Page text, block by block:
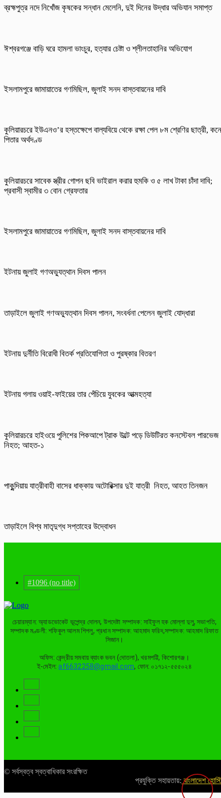
ব্রহ্মপুত্র নদে নিখোঁজ কৃষকের সন্ধান মেলেনি, দুই দিনের উদ্ধার অভিযান সমাপ্ত
ঈশ্বরগঞ্জে বাড়ি ঘরে হামলা ভাংচুর, হত্যার চেষ্টা ও শ্লীলতাহানির অভিযোগ
ইসলামপুরে জামায়াতের গণমিছিল, জুলাই সনদ বাস্তবায়নের দাবি
কুলিয়ারচরে ইউএনও’র হস্তক্ষেপে বাল্যবিয়ে থেকে রক্ষা পেল ৮ম শ্রেণির ছাত্রী,
পিতার অর্থদণ্ড
কুলিয়ারচরে সাবেক স্ত্রীর গোপন ছবি ভাইরাল করার হুমকি ও ৫ লাখ টাকা চাঁদা দাবি;
প্রবাসী স্বামীর ৩ বোন গ্রেফতার
ইসলামপুরে জামায়াতের গণমিছিল, জুলাই সনদ বাস্তবায়নের দাবি
ইটনায় জুলাই গণঅভ্যুত্থান দিবস পালন
তাড়াইলে জুলাই গণঅভ্যুত্থান দিবস পালন, সংবর্ধনা পেলেন জুলাই যোদ্ধারা
ইটনায় দুর্নীতি বিরোধী বিতর্ক প্রতিযোগিতা ও পুরষ্কার বিতরণ
ইটনায় গলায় ওয়াই-ফাইয়ের তার পেঁচিয়ে যুবকের আত্মহত্যা
কুলিয়ারচরে হাইওয়ে পুলিশের পিকআপে ট্রাক উল্টে পড়ে ডিউটিরত কনস্টেবল পারভেজ
নিহত; আহত-১
পাকুন্দিয়ায় যাত্রীবাহী বাসের ধাক্কায় অটোরিক্সার দুই যাত্রী নিহত, আহত তিনজন
তাড়াইলে বিশ্ব মাতৃদুগ্ধ সপ্তাহের উদ্বোধন
#1096 (no title)
চেয়ারম্যান: অ্যাডভোকেট ভূপেন্দ্র দোলন, উপদেষ্টা সম্পাদক: সাইফুল হক মোল্লা দুলু, সভাপতি,
সম্পাদক মণ্ডলী: শফিকুল আলম শিপলু, প্রধান সম্পাদক: আহমাদ ফরিদ,সম্পাদক: আহমাদ রিফাত
সিজান।
অফিস: কেন্দ্রীয় সমবায় ব্যাংক ভবন (দোতলা), খরমপট্টি, কিশোরগঞ্জ।
ই-মেইল:af6632258@gmail.com, ফোন: ০১৭১২-৫৫৫০২৪
© সর্বস্বত্ব স্বত্বাধিকার সংরক্ষিত
প্রযুক্তি সহায়তায়: বাংলাদেশ